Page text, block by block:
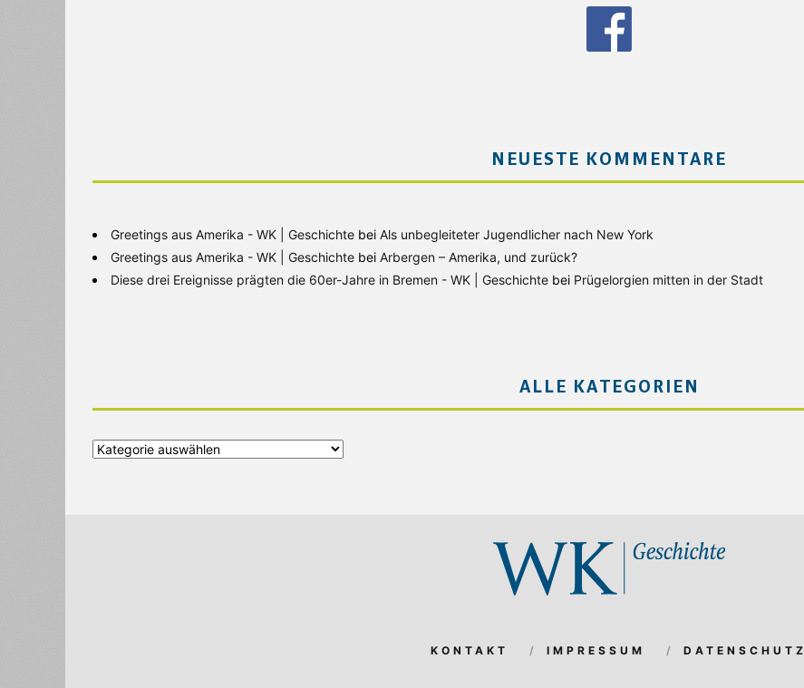
NEUESTE KOMMENTARE
Greetings aus Amerika - WK | Geschichte bei Als unbegleiteter Jugendlicher nach New York
Greetings aus Amerika - WK | Geschichte bei Arbergen – Amerika, und zurück?
Diese drei Ereignisse prägten die 60er-Jahre in Bremen - WK | Geschichte bei Prügelorgien mitten in der Stadt
ALLE KATEGORIEN
Alle
KONTAKT IMPRESSUM DATENSCHUTZ